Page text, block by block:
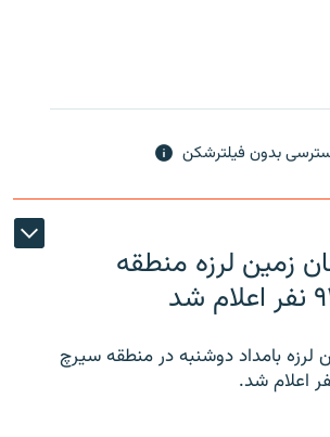
بدون فیلترشکن
زمین لرزه منطقه
بامداد دوشنبه در منطقه سیرچ